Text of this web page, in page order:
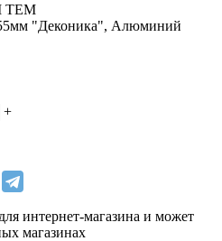
ТЕМ
"Деконика", Алюминий
+
интернет-магазина и может
магазинах